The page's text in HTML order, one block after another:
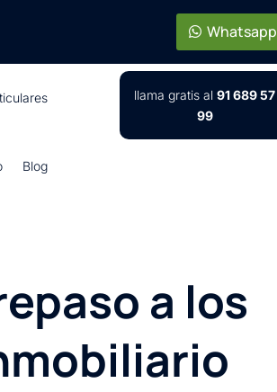
Whatsapp
Blog
llama gratis al91 689 57
99
a los